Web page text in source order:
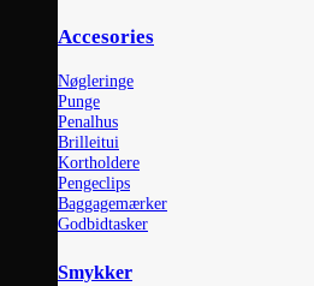
Accesories
Nøgleringe
Punge
Penalhus
Brilleitui
Kortholdere
Pengeclips
Baggagemærker
Godbidtasker
Smykker